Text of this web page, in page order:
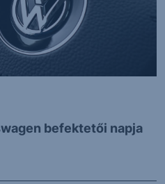
befektetői napja